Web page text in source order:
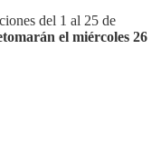
del 1 al 25 de
el miércoles 26